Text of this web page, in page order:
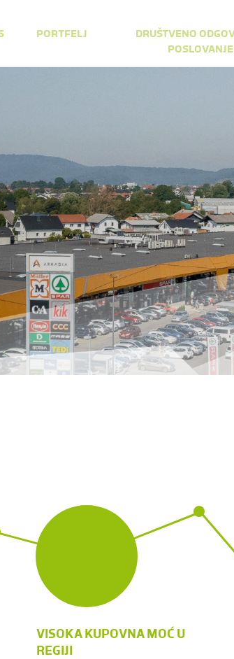
PORTFELJ
DRUŠTVENO
POSLOVANJE
VISOKA KUPOVNA MOĆ U
REGIJI